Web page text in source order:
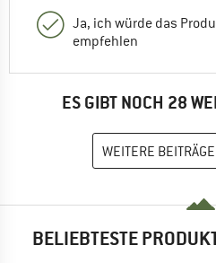
Ja, ich würde das
empfehlen
ES GIBT NOCH 28
WEITERE
BELIEBTESTE